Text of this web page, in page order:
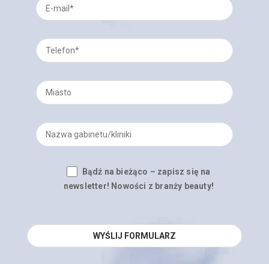
Bądź na bieżąco – zapisz się na
newsletter! Nowości z branży beauty!